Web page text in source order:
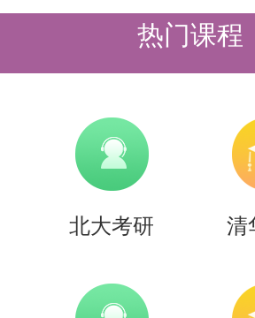
与验证、物理实现
协同设计等前沿研究
集成电路学院招生导
热门课程
北大考研 清